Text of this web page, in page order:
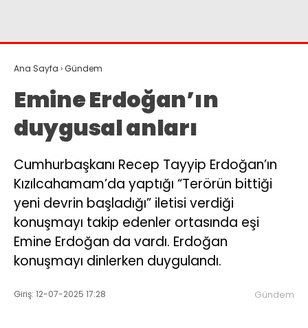
Youtube
Ana Sayfa ›Gündem
Emine Erdoğan’ın
duygusal anları
Cumhurbaşkanı Recep Tayyip Erdoğan’ın
Kızılcahamam’da yaptığı “Terörün bittiği
yeni devrin başladığı” iletisi verdiği
konuşmayı takip edenler ortasında eşi
Emine Erdoğan da vardı. Erdoğan
konuşmayı dinlerken duygulandı.
Giriş: 12-07-2025 17:28 Gündem